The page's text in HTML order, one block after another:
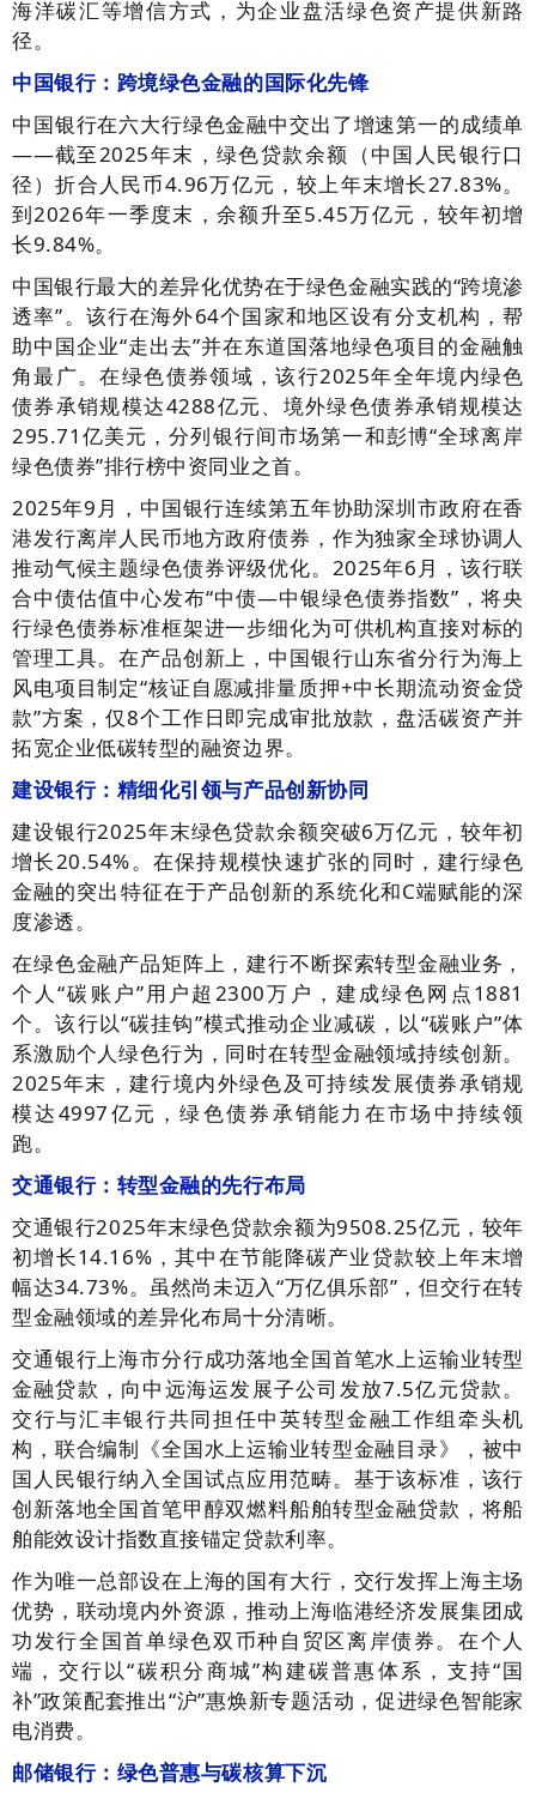
海洋碳汇等增信方式，为企业盘活绿色资产提供新路
径。
中国银行：跨境绿色金融的国际化先锋
中国银行在六大行绿色金融中交出了增速第一的成绩单
——截至2025年末，绿色贷款余额（中国人民银行口
径）折合人民币4.96万亿元，较上年末增长27.83%。
到2026年一季度末，余额升至5.45万亿元，较年初增
长9.84%。
中国银行最大的差异化优势在于绿色金融实践的“跨境渗
透率”。该行在海外64个国家和地区设有分支机构，帮
助中国企业“走出去”并在东道国落地绿色项目的金融触
角最广。在绿色债券领域，该行2025年全年境内绿色
债券承销规模达4288亿元、境外绿色债券承销规模达
295.71亿美元，分列银行间市场第一和彭博“全球离岸
绿色债券”排行榜中资同业之首。
2025年9月，中国银行连续第五年协助深圳市政府在香
港发行离岸人民币地方政府债券，作为独家全球协调人
推动气候主题绿色债券评级优化。2025年6月，该行联
合中债估值中心发布“中债—中银绿色债券指数”，将央
行绿色债券标准框架进一步细化为可供机构直接对标的
管理工具。在产品创新上，中国银行山东省分行为海上
风电项目制定“核证自愿减排量质押+中长期流动资金贷
款”方案，仅8个工作日即完成审批放款，盘活碳资产并
拓宽企业低碳转型的融资边界。
建设银行：精细化引领与产品创新协同
建设银行2025年末绿色贷款余额突破6万亿元，较年初
增长20.54%。在保持规模快速扩张的同时，建行绿色
金融的突出特征在于产品创新的系统化和C端赋能的深
度渗透。
在绿色金融产品矩阵上，建行不断探索转型金融业务，
个人“碳账户”用户超2300万户，建成绿色网点1881
个。该行以“碳挂钩”模式推动企业减碳，以“碳账户”体
系激励个人绿色行为，同时在转型金融领域持续创新。
2025年末，建行境内外绿色及可持续发展债券承销规
模达4997亿元，绿色债券承销能力在市场中持续领
跑。
交通银行：转型金融的先行布局
交通银行2025年末绿色贷款余额为9508.25亿元，较年
初增长14.16%，其中在节能降碳产业贷款较上年末增
幅达34.73%。虽然尚未迈入“万亿俱乐部”，但交行在转
型金融领域的差异化布局十分清晰。
交通银行上海市分行成功落地全国首笔水上运输业转型
金融贷款，向中远海运发展子公司发放7.5亿元贷款。
交行与汇丰银行共同担任中英转型金融工作组牵头机
构，联合编制《全国水上运输业转型金融目录》，被中
国人民银行纳入全国试点应用范畴。基于该标准，该行
创新落地全国首笔甲醇双燃料船舶转型金融贷款，将船
舶能效设计指数直接锚定贷款利率。
作为唯一总部设在上海的国有大行，交行发挥上海主场
优势，联动境内外资源，推动上海临港经济发展集团成
功发行全国首单绿色双币种自贸区离岸债券。在个人
端，交行以“碳积分商城”构建碳普惠体系，支持“国
补”政策配套推出“沪”惠焕新专题活动，促进绿色智能家
电消费。
邮储银行：绿色普惠与碳核算下沉